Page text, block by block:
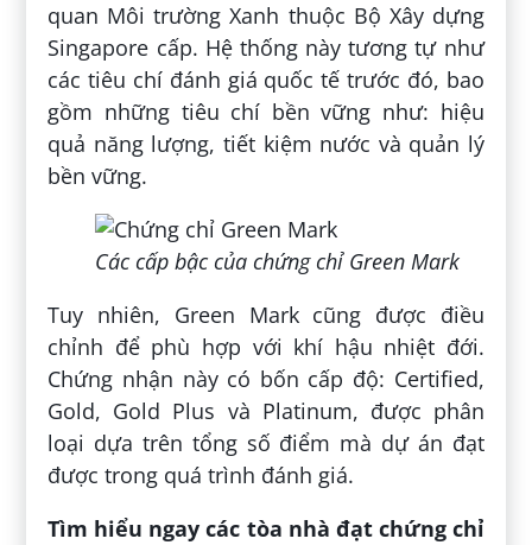
quan Môi trường Xanh thuộc Bộ Xây dựng
Singapore cấp. Hệ thống này tương tự như
các tiêu chí đánh giá quốc tế trước đó, bao
gồm những tiêu chí bền vững như: hiệu
quả năng lượng, tiết kiệm nước và quản lý
bền vững.
Các cấp bậc của chứng chỉ Green Mark
Tuy nhiên, Green Mark cũng được điều
chỉnh để phù hợp với khí hậu nhiệt đới.
Chứng nhận này có bốn cấp độ: Certified,
Gold, Gold Plus và Platinum, được phân
loại dựa trên tổng số điểm mà dự án đạt
được trong quá trình đánh giá.
Tìm hiểu ngay các tòa nhà đạt chứng chỉ